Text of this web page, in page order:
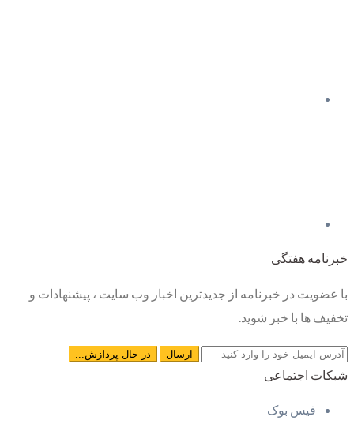
خبرنامه هفتگی
با عضویت در خبرنامه از جدیدترین اخبار وب سایت ، پیشنهادات و
تخفیف ها با خبر شوید.
شبکات اجتماعی
فیس بوک